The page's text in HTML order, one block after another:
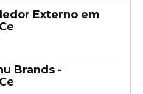
Externo em
Brands -